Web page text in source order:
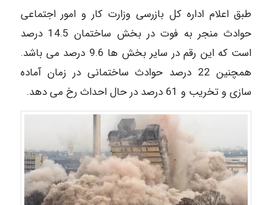
طبق اعلام اداره کل بازرسی وزارت کار و امور اجتماعی
حوادث منجر به فوت در بخش ساختمان 14.5 درصد
است که این رقم در سایر بخش ها 9.6 درصد می باشد.
همچنین 22 درصد حوادث ساختمانی در زمان آماده
سازی و تخریب و 61 درصد در حال احداث رخ می دهد.